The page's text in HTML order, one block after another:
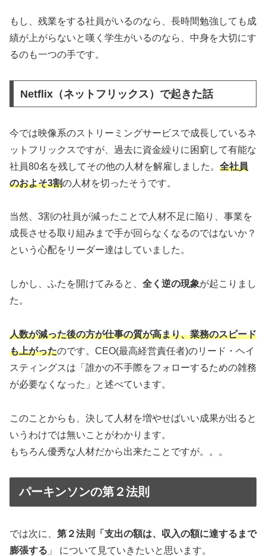
もし、残業をする社員がいるのなら、長時間勉強しても成
績が上がらないと嘆く学生がいるのなら、中身を大切にす
るのも一つの手です。
Netflix（ネットフリックス）で起きた話
今では映像系のストリーミングサービスで成長しているネ
ットフリックスですが、過去に資金繰りに困窮して有能な
社員80名を残してその他の人材を解雇しました。 全社員
のおよそ3割の人材を切ったそうです。
当然、3割の社員が減ったことで人材不足に陥り、事業を
成長させる取り組みまで手が回らなくなるのではないか？
という心配をリーダー達はしていました。
しかし、ふたを開けてみると、 全く逆の現象が起こりまし
た。
人数が減った後の方が仕事の質が高まり、業務のスピード
も上がったのです。CEO(最高経営責任者)のリード・ヘイ
スティングスは「誰かの不手際をフォローするための雑務
が必要なくなった」と述べています。
このことからも、決して人材を増やせばいい成果が出ると
いうわけでは無いことがわかります。
もちろん優秀な人材だから出来たことですが。。。
パーキンソンの第２法則
では次に、 第２法則「支出の額は、収入の額に達するまで
膨張する 」 について見ていきたいと思います。